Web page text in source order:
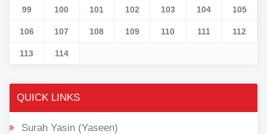
99 100 101 102 103 104 105
106 107 108 109 110 111 112
113 114
QUICK LINKS
Surah Yasin (Yaseen)